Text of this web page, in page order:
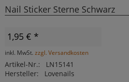
Nail Sticker Sterne Schwarz
1,95 € *
inkl. MwSt. zzgl. Versandkosten
Artikel-Nr.:
LN15141
Hersteller:
Lovenails